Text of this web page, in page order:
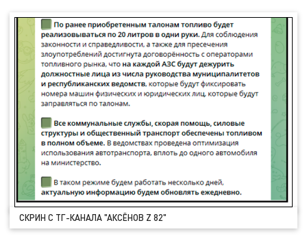
СКРИН С ТГ-КАНАЛА "АКСЁНОВ Z 82"